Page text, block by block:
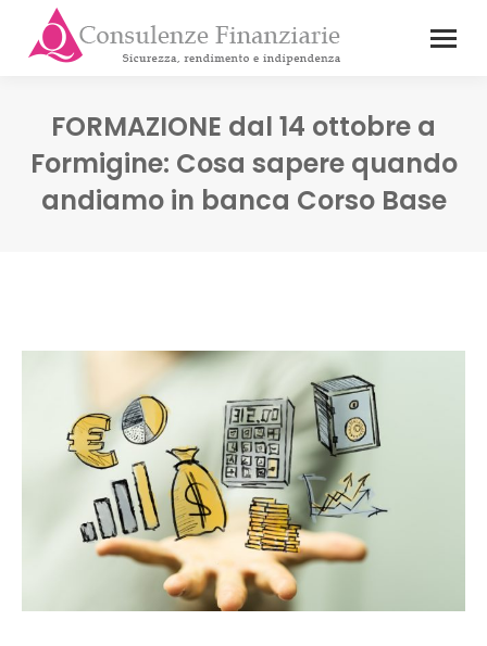
FORMAZIONE dal 14 ottobre a
Formigine: Cosa sapere quando
andiamo in banca Corso Base